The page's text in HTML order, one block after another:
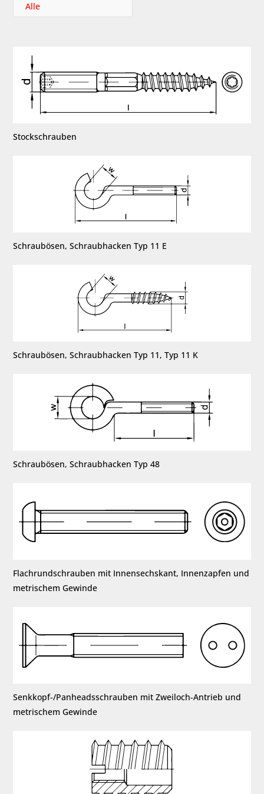
Alle
Stockschrauben
Schraubösen, Schraubhacken Typ 11 E
Schraubösen, Schraubhacken Typ 11, Typ 11 K
Schraubösen, Schraubhacken Typ 48
Flachrundschrauben mit Innensechskant, Innenzapfen und
metrischem Gewinde
Senkkopf-/Panheadsschrauben mit Zweiloch-Antrieb und
metrischem Gewinde